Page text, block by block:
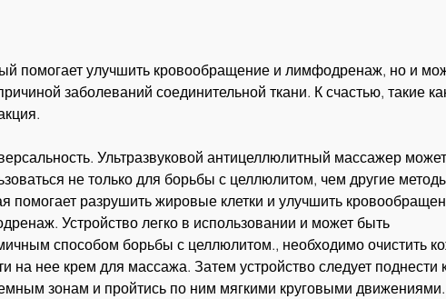
заболеваний соединительной ткани. К счастью, такие
Ультразвуковой антицеллюлитный массажер может
не только для борьбы с целлюлитом, чем другие
помогает разрушить жировые клетки и улучшить
Устройство легко в использовании и может быть
способом борьбы с целлюлитом., необходимо очистить
на нее крем для массажа. Затем устройство следует поднести
зонам и пройтись по ним мягкими круговыми движениями.